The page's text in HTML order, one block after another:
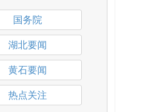
国务院
湖北要闻
黄石要闻
热点关注